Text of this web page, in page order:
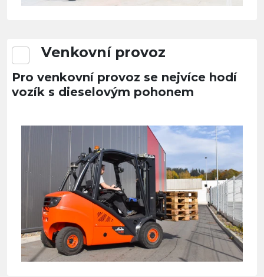
Venkovní provoz
Pro venkovní provoz se nejvíce hodí
vozík s dieselovým pohonem